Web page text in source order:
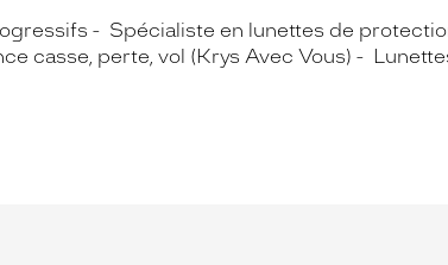
Spécialiste en lunettes de
casse, perte, vol (Krys Avec Vous)